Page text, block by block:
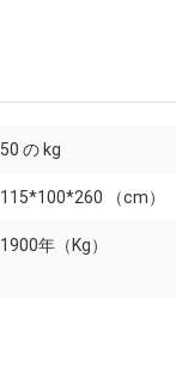
50 の kg
115*100*260 （cm）
1900年（Kg）